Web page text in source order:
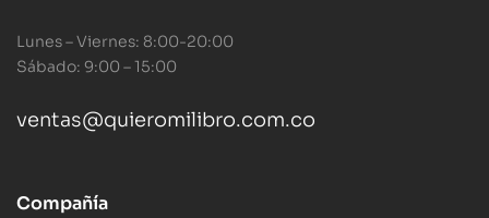
Lunes – Viernes: 8:00-20:00
Sábado: 9:00 – 15:00
ventas@quieromilibro.com.co
Compañía